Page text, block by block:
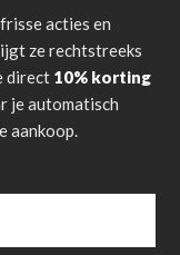
acties en
ze rechtstreeks
direct 10% korting
je automatisch
aankoop.